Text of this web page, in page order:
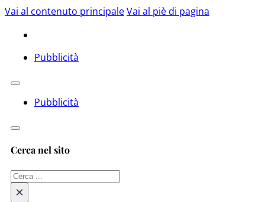
Vai al contenuto principaleVai al piè di pagina
Pubblicità
Pubblicità
Cerca nel sito
Cerca
×